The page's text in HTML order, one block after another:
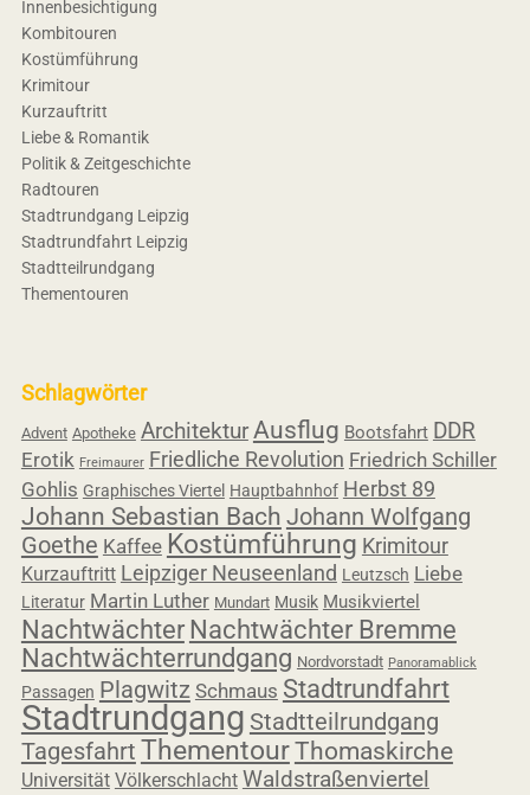
Innenbesichtigung
Kombitouren
Kostümführung
Krimitour
Kurzauftritt
Liebe & Romantik
Politik & Zeitgeschichte
Radtouren
Stadtrundgang Leipzig
Stadtrundfahrt Leipzig
Stadtteilrundgang
Thementouren
Schlagwörter
Advent Apotheke ArchitekturAusflug Bootsfahrt DDR
Erotik Freimaurer Friedliche Revolution Friedrich Schiller
Gohlis Graphisches Viertel Hauptbahnhof Herbst 89
Johann Sebastian Bach Johann Wolfgang
Goethe Kaffee Kostümführung Krimitour
Kurzauftritt Leipziger Neuseenland Leutzsch Liebe
Literatur Martin Luther Mundart Musik Musikviertel
NachtwächterNachtwächter Bremme
Nachtwächterrundgang Nordvorstadt Panoramablick
Passagen Plagwitz Schmaus Stadtrundfahrt
Stadtrundgang Stadtteilrundgang
Tagesfahrt ThementourThomaskirche
Universität Völkerschlacht Waldstraßenviertel